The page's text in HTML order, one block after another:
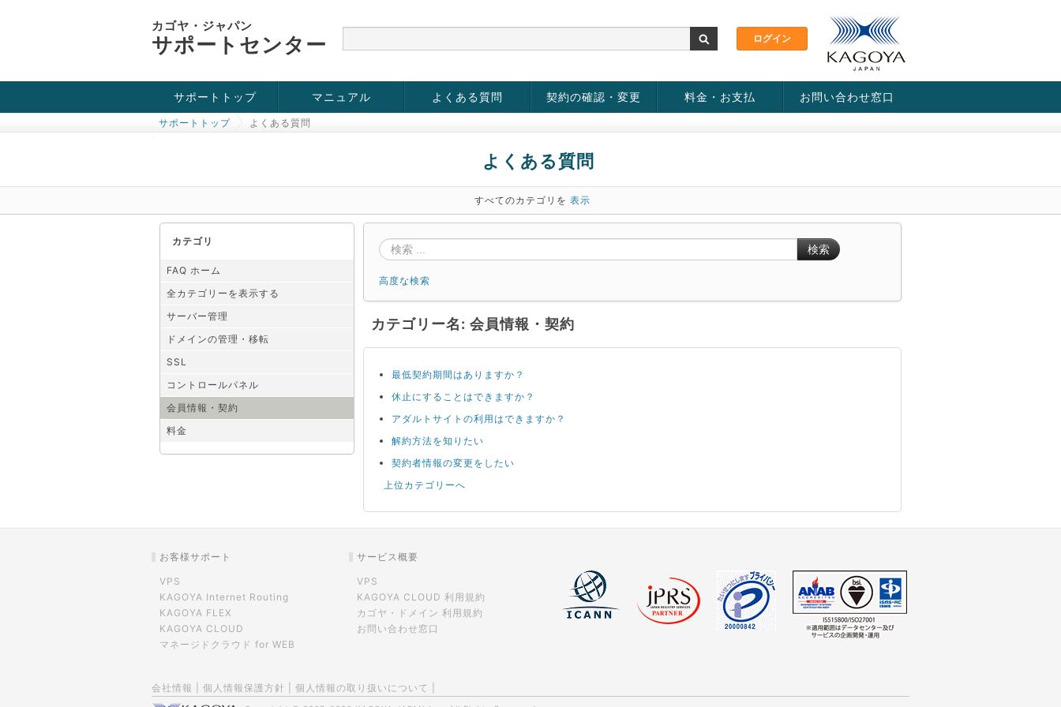
カゴヤ・ジャパン
サポートセンター
サポートトップ
お役立ち情報
チュートリアル
障害・メンテナンス情報
マニュアル よくある質問 契約の確認・変更 料金・お支払 お問い合わせ窓口
サポートトップ よくある質問
よくある質問
すべてのカテゴリを 表示
カテゴリ
FAQ ホーム
全カテゴリーを表示する
サーバー管理
ドメインの管理・移転
SSL
コントロールパネル
会員情報・契約
料金
検索
高度な検索
カテゴリー名: 会員情報・契約
最低契約期間はありますか？
休止にすることはできますか？
アダルトサイトの利用はできますか？
解約方法を知りたい
契約者情報の変更をしたい
上位カテゴリーへ
お客様サポート
VPS
KAGOYA Internet Routing
KAGOYA FLEX
KAGOYA CLOUD
マネージドクラウド for WEB
サービス概要
VPS
KAGOYA CLOUD 利用規約
カゴヤ・ドメイン 利用規約
お問い合わせ窓口
会社情報 個人情報保護方針 個人情報の取り扱いについて